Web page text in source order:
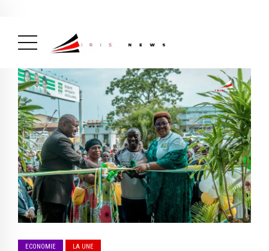
ECONOMIE LA UNE